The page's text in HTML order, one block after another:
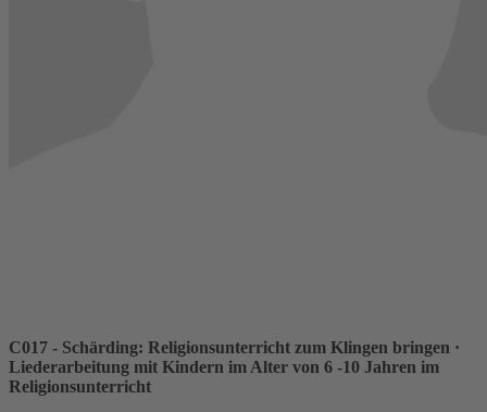
C017 - Schärding: Religionsunterricht zum Klingen bringen ·
Liederarbeitung mit Kindern im Alter von 6 -10 Jahren im
Religionsunterricht